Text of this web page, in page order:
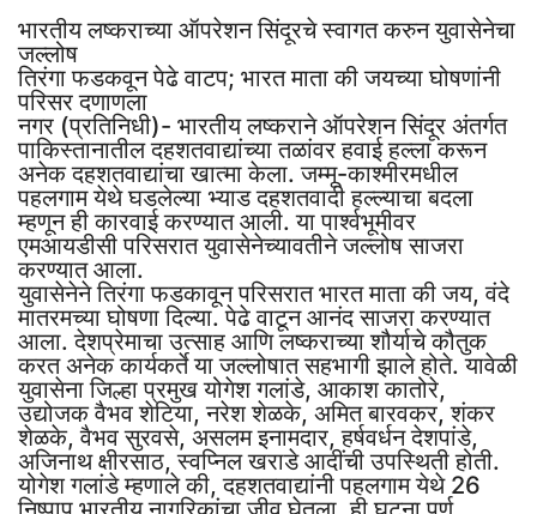
भारतीय लष्कराच्या ऑपरेशन सिंदूरचे स्वागत करुन युवासेनेचा
जल्लोष
तिरंगा फडकवून पेढे वाटप; भारत माता की जयच्या घोषणांनी
परिसर दणाणला
नगर (प्रतिनिधी)- भारतीय लष्कराने ऑपरेशन सिंदूर अंतर्गत
पाकिस्तानातील दहशतवाद्यांच्या तळांवर हवाई हल्ला करून
अनेक दहशतवाद्यांचा खात्मा केला. जम्मू-काश्‍मीरमधील
पहलगाम येथे घडलेल्या भ्याड दहशतवादी हल्ल्याचा बदला
म्हणून ही कारवाई करण्यात आली. या पार्श्‍वभूमीवर
एमआयडीसी परिसरात युवासेनेच्यावतीने जल्लोष साजरा
करण्यात आला.
युवासेनेने तिरंगा फडकावून परिसरात भारत माता की जय, वंदे
मातरमच्या घोषणा दिल्या. पेढे वाटून आनंद साजरा करण्यात
आला. देशप्रेमाचा उत्साह आणि लष्कराच्या शौर्याचे कौतुक
करत अनेक कार्यकर्ते या जल्लोषात सहभागी झाले होते. यावेळी
युवासेना जिल्हा प्रमुख योगेश गलांडे, आकाश कातोरे,
उद्योजक वैभव शेटिया, नरेश शेळके, अमित बारवकर, शंकर
शेळके, वैभव सुरवसे, असलम इनामदार, हर्षवर्धन देशपांडे,
अजिनाथ क्षीरसाठ, स्वप्निल खराडे आदींची उपस्थिती होती.
योगेश गलांडे म्हणाले की, दहशतवाद्यांनी पहलगाम येथे 26